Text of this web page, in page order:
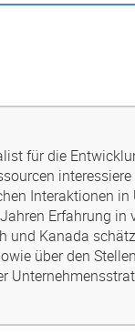
für die
Interaktionen
Erfahrung in
und Kanada
über den